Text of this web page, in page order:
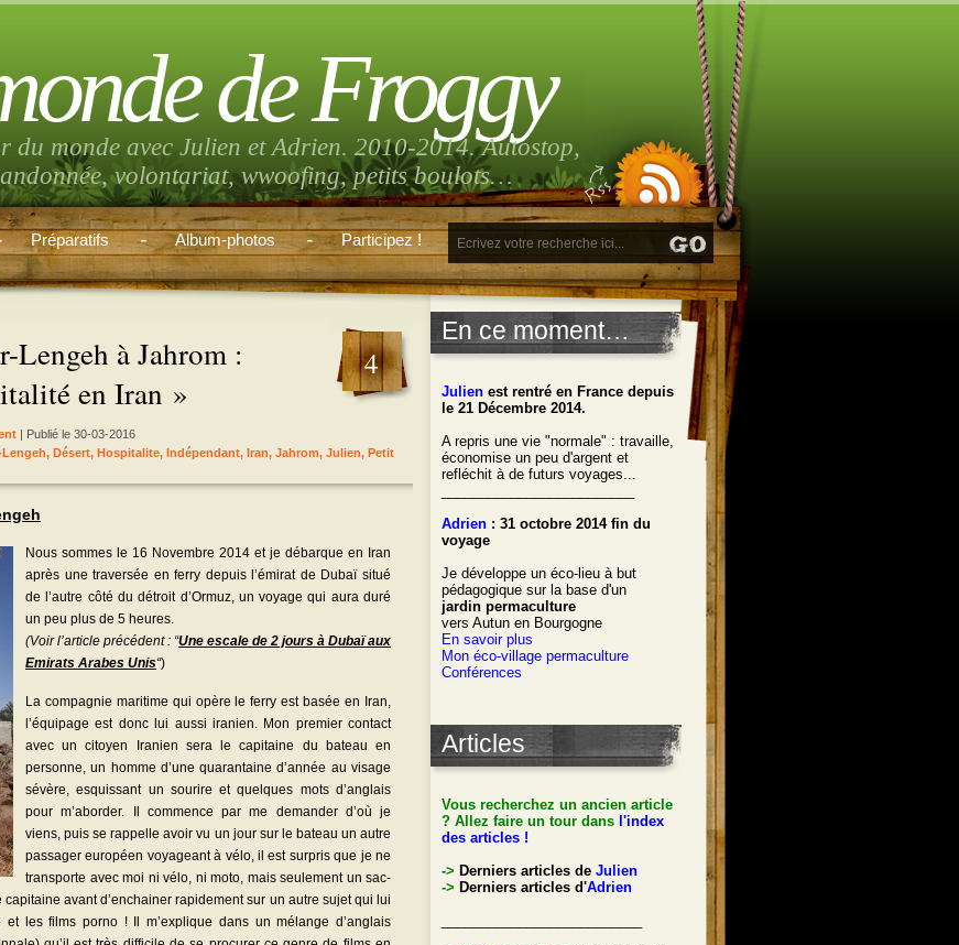
de Froggy
monde avec Julien et Adrien. 2010-2014. Autostop,
volontariat, wwoofing, petits boulots…
Préparatifs Album-photos Participez !
à Jahrom :
en Iran »
4
| Publié le 30-03-2016
, Désert, Hospitalite, Indépendant, Iran, Jahrom, Julien, Petit
Nous sommes le 16 Novembre 2014 et je débarque en Iran
après une traversée en ferry depuis l’émirat de Dubaï situé
de l’autre côté du détroit d’Ormuz, un voyage qui aura duré
un peu plus de 5 heures.
(Voir l’article précédent : “Une escale de 2 jours à Dubaï aux
Emirats Arabes Unis“)
La compagnie maritime qui opère le ferry est basée en Iran,
l’équipage est donc lui aussi iranien. Mon premier contact
avec un citoyen Iranien sera le capitaine du bateau en
personne, un homme d’une quarantaine d’année au visage
sévère, esquissant un sourire et quelques mots d’anglais
pour m’aborder. Il commence par me demander d’où je
viens, puis se rappelle avoir vu un jour sur le bateau un autre
passager européen voyageant à vélo, il est surpris que je ne
transporte avec moi ni vélo, ni moto, mais seulement un sac-
avant d’enchainer rapidement sur un autre sujet qui lui
les films porno ! Il m’explique dans un mélange d’anglais
En ce moment…
Julien est rentré en France depuis
le 21 Décembre 2014.
A repris une vie "normale" : travaille,
économise un peu d'argent et
refléchit à de futurs voyages...
Adrien : 31 octobre 2014 fin du
voyage
Je développe un éco-lieu à but
pédagogique sur la base d'un
jardin permaculture
vers Autun en Bourgogne
En savoir plus
Mon éco-village permaculture
Conférences
Articles
Vous recherchez un ancien article
? Allez faire un tour dans l'index
des articles !
-> Derniers articles de Julien
-> Derniers articles d'Adrien